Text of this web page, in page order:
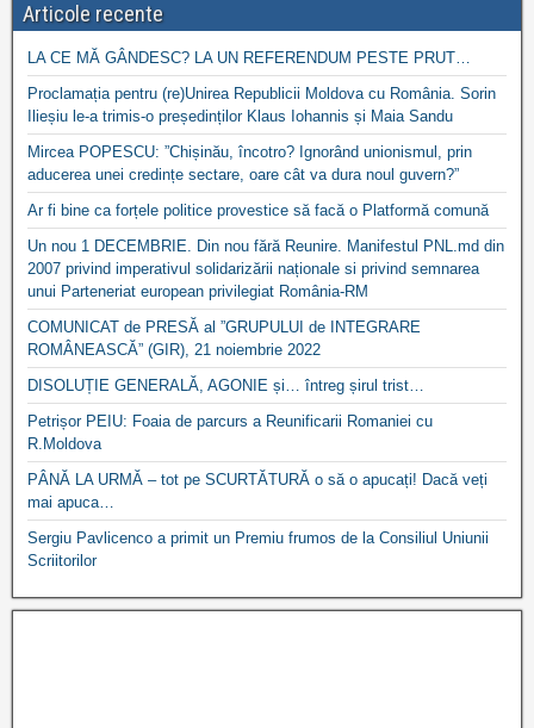
Articole recente
LA CE MĂ GÂNDESC? LA UN REFERENDUM PESTE PRUT…
Proclamația pentru (re)Unirea Republicii Moldova cu România. Sorin
Ilieșiu le-a trimis-o președinților Klaus Iohannis și Maia Sandu
Mircea POPESCU: ”Chișinău, încotro? Ignorând unionismul, prin
aducerea unei credințe sectare, oare cât va dura noul guvern?”
Ar fi bine ca forțele politice provestice să facă o Platformă comună
Un nou 1 DECEMBRIE. Din nou fără Reunire. Manifestul PNL.md din
2007 privind imperativul solidarizării naționale si privind semnarea
unui Parteneriat european privilegiat România-RM
COMUNICAT de PRESĂ al ”GRUPULUI de INTEGRARE
ROMÂNEASCĂ” (GIR), 21 noiembrie 2022
DISOLUȚIE GENERALĂ, AGONIE și… întreg șirul trist…
Petrișor PEIU: Foaia de parcurs a Reunificarii Romaniei cu
R.Moldova
PÂNĂ LA URMĂ – tot pe SCURTĂTURĂ o să o apucați! Dacă veți
mai apuca…
Sergiu Pavlicenco a primit un Premiu frumos de la Consiliul Uniunii
Scriitorilor